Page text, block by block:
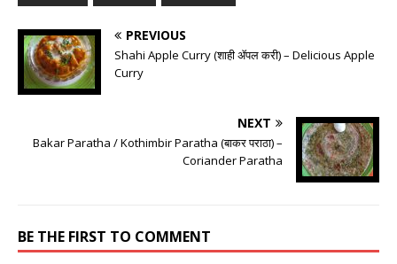
PREVIOUS
Shahi Apple Curry (शाही ॲपल करी) – Delicious Apple
Curry
NEXT
Bakar Paratha / Kothimbir Paratha (बाकर पराठा) –
Coriander Paratha
BE THE FIRST TO COMMENT